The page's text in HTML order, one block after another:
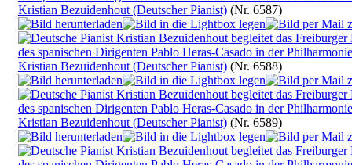
Kristian Bezuidenhout (Deutscher Pianist) (Nr. 6587)
Kristian Bezuidenhout (Deutscher Pianist) (Nr. 6588)
Kristian Bezuidenhout (Deutscher Pianist) (Nr. 6589)